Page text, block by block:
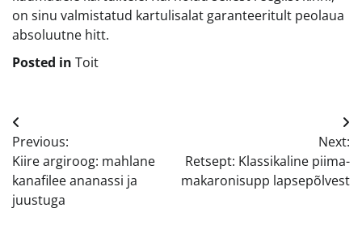
on sinu valmistatud kartulisalat garanteeritult peolaua
absoluutne hitt.
Posted in Toit
Navigeerimine
Previous:
Kiire argiroog: mahlane
kanafilee ananassi ja
juustuga
Next:
Retsept: Klassikaline piima-
makaronisupp lapsepõlvest